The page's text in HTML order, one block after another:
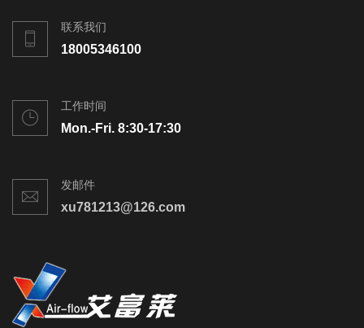
联系我们
18005346100
工作时间
Mon.-Fri. 8:30-17:30
发邮件
xu781213@126.com